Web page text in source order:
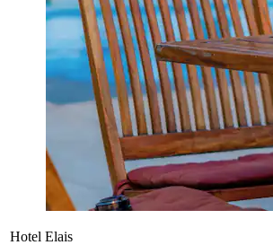
Hotel Elais